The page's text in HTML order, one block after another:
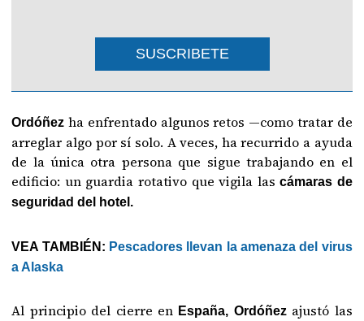
SUSCRIBETE
Ordóñezha enfrentado algunos retos —como tratar de
arreglar algo por sí solo. A veces, ha recurrido a ayuda
de la única otra persona que sigue trabajando en el
edificio: un guardia rotativo que vigila las cámaras de
seguridad del hotel.
VEA TAMBIÉN: Pescadores llevan la amenaza del virus
a Alaska
Al principio del cierre en España, Ordóñez ajustó las